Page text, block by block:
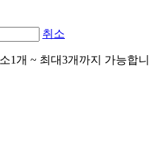
취소
1개 ~ 최대3개까지 가능합니